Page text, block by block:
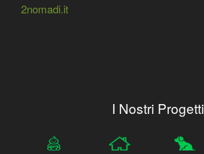
2nomadi.it
I Nostri Progetti